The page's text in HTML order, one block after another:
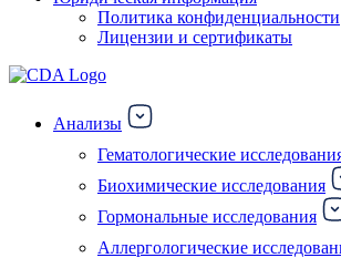
Политика конфиденциальности
Лицензии и сертификаты
Анализы
Гематологические
Биохимические исследования
Гормональные исследования
Аллергологические